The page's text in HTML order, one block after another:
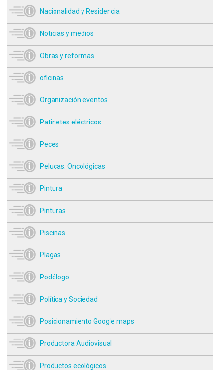
Nacionalidad y Residencia
Noticias y medios
Obras y reformas
oficinas
Organización eventos
Patinetes eléctricos
Peces
Pelucas. Oncológicas
Pintura
Pinturas
Piscinas
Plagas
Podólogo
Política y Sociedad
Posicionamiento Google maps
Productora Audiovisual
Productos ecológicos